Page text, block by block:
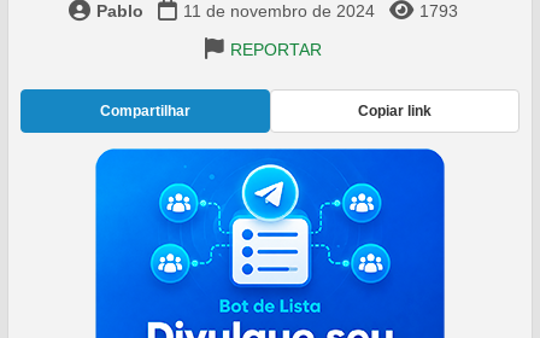
Pablo 11 de novembro de 2024
1793
REPORTAR
Compartilhar Copiar link